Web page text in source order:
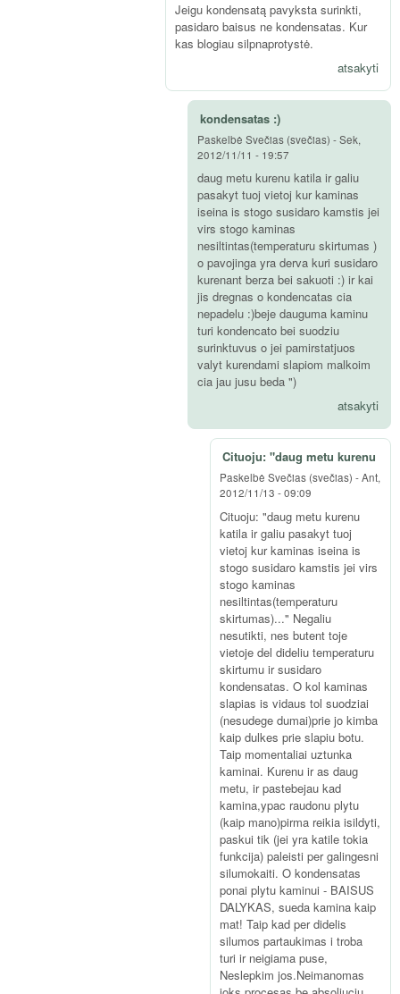
Jeigu kondensatą pavyksta surinkti,
pasidaro baisus ne kondensatas. Kur
kas blogiau silpnaprotystė.
atsakyti
kondensatas :)
Paskelbė Svečias (svečias) -Sek,
2012/11/11 - 19:57
daug metu kurenu katila ir galiu
pasakyt tuoj vietoj kur kaminas
iseina is stogo susidaro kamstis jei
virs stogo kaminas
nesiltintas(temperaturu skirtumas )
o pavojinga yra derva kuri susidaro
kurenant berza bei sakuoti :) ir kai
jis dregnas o kondencatas cia
nepadelu :)beje dauguma kaminu
turi kondencato bei suodziu
surinktuvus o jei pamirstatjuos
valyt kurendami slapiom malkoim
cia jau jusu beda ")
atsakyti
Cituoju: "daug metu kurenu
Paskelbė Svečias (svečias) -Ant,
2012/11/13 - 09:09
Cituoju: "daug metu kurenu
katila ir galiu pasakyt tuoj
vietoj kur kaminas iseina is
stogo susidaro kamstis jei virs
stogo kaminas
nesiltintas(temperaturu
skirtumas)..." Negaliu
nesutikti, nes butent toje
vietoje del dideliu temperaturu
skirtumu ir susidaro
kondensatas. O kol kaminas
slapias is vidaus tol suodziai
(nesudege dumai)prie jo kimba
kaip dulkes prie slapiu botu.
Taip momentaliai uztunka
kaminai. Kurenu ir as daug
metu, ir pastebejau kad
kamina,ypac raudonu plytu
(kaip mano)pirma reikia isildyti,
paskui tik (jei yra katile tokia
funkcija) paleisti per galingesni
silumokaiti. O kondensatas
ponai plytu kaminui - BAISUS
DALYKAS, sueda kamina kaip
mat! Taip kad per didelis
silumos partaukimas i troba
turi ir neigiama puse,
Neslepkim jos.Neimanomas